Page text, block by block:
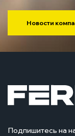
Новости
Подпишитесь на